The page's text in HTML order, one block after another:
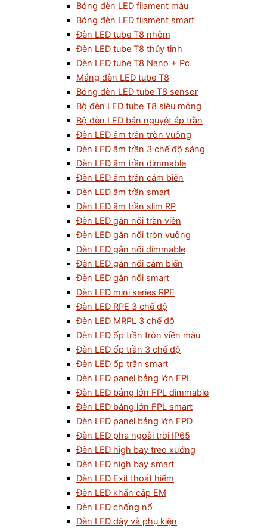
Bóng đèn LED filament màu
Bóng đèn LED filament smart
Đèn LED tube T8 nhôm
Đèn LED tube T8 thủy tinh
Đèn LED tube T8 Nano + Pc
Máng đèn LED tube T8
Bóng đèn LED tube T8 sensor
Bộ đèn LED tube T8 siêu mỏng
Bộ đèn LED bán nguyệt áp trần
Đèn LED âm trần tròn vuông
Đèn LED âm trần 3 chế độ sáng
Đèn LED âm trần dimmable
Đèn LED âm trần cảm biến
Đèn LED âm trần smart
Đèn LED âm trần slim RP
Đèn LED gắn nổi tràn viền
Đèn LED gắn nổi tròn vuông
Đèn LED gắn nổi dimmable
Đèn LED gắn nổi cảm biến
Đèn LED gắn nổi smart
Đèn LED mini series RPE
Đèn LED RPE 3 chế độ
Đèn LED MRPL 3 chế độ
Đèn LED ốp trần tròn viền màu
Đèn LED ốp trần 3 chế độ
Đèn LED ốp trần smart
Đèn LED panel bảng lớn FPL
Đèn LED bảng lớn FPL dimmable
Đèn LED bảng lớn FPL smart
Đèn LED panel bảng lớn FPD
Đèn LED pha ngoài trời IP65
Đèn LED high bay treo xưởng
Đèn LED high bay smart
Đèn LED Exit thoát hiểm
Đèn LED khẩn cấp EM
Đèn LED chống nổ
Đèn LED dây và phụ kiện